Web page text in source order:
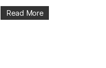
Read More